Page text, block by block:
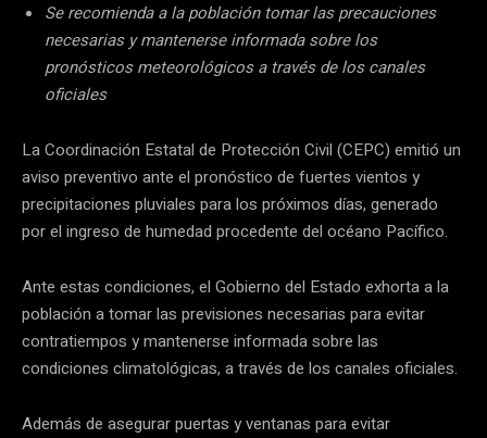
Se recomienda a la población tomar las precauciones
necesarias y mantenerse informada sobre los
pronósticos meteorológicos a través de los canales
oficiales
La Coordinación Estatal de Protección Civil (CEPC) emitió un
aviso preventivo ante el pronóstico de fuertes vientos y
precipitaciones pluviales para los próximos días, generado
por el ingreso de humedad procedente del océano Pacífico.
Ante estas condiciones, el Gobierno del Estado exhorta a la
población a tomar las previsiones necesarias para evitar
contratiempos y mantenerse informada sobre las
condiciones climatológicas, a través de los canales oficiales.
Además de asegurar puertas y ventanas para evitar